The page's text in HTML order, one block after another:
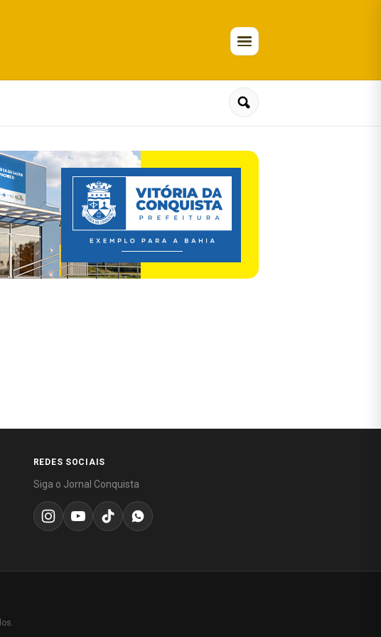
REDES SOCIAIS
Siga o Jornal Conquista